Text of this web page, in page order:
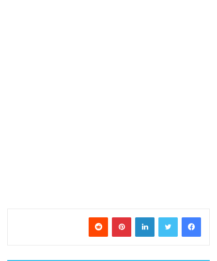
فيسبوك تويتر لينكدإن بينتيريست